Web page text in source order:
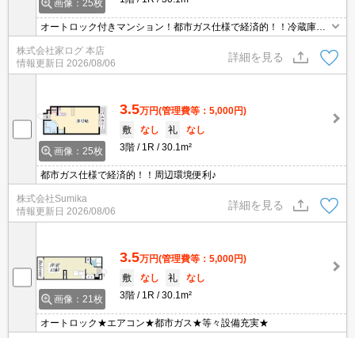
画像：25枚
オートロック付きマンション！都市ガス仕様で経済的！！冷蔵庫・
株式会社家ログ 本店
情報更新日 2026/08/06
詳細を見る
画像：25枚
3.5万円(管理費等：5,000円)
敷
なし 礼
なし
3階
1R 30.1m²
都市ガス仕様で経済的！！周辺環境便利♪
株式会社Sumika
情報更新日 2026/08/06
詳細を見る
画像：21枚
3.5万円(管理費等：5,000円)
敷
なし 礼
なし
3階
1R 30.1m²
オートロック★エアコン★都市ガス★等々設備充実★